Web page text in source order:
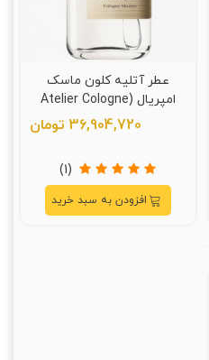
عطر آتلیه کلون ماسک
امپریال (Atelier Cologne
Musc Imperial)
36,904,720 تومان
(1)
افزودن به سبد خرید